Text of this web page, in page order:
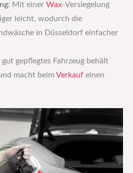
: Mit einer Wax-Versiegelung
leicht, wodurch die
in Düsseldorf einfacher
gut gepflegtes Fahrzeug behält
macht beim Verkauf einen